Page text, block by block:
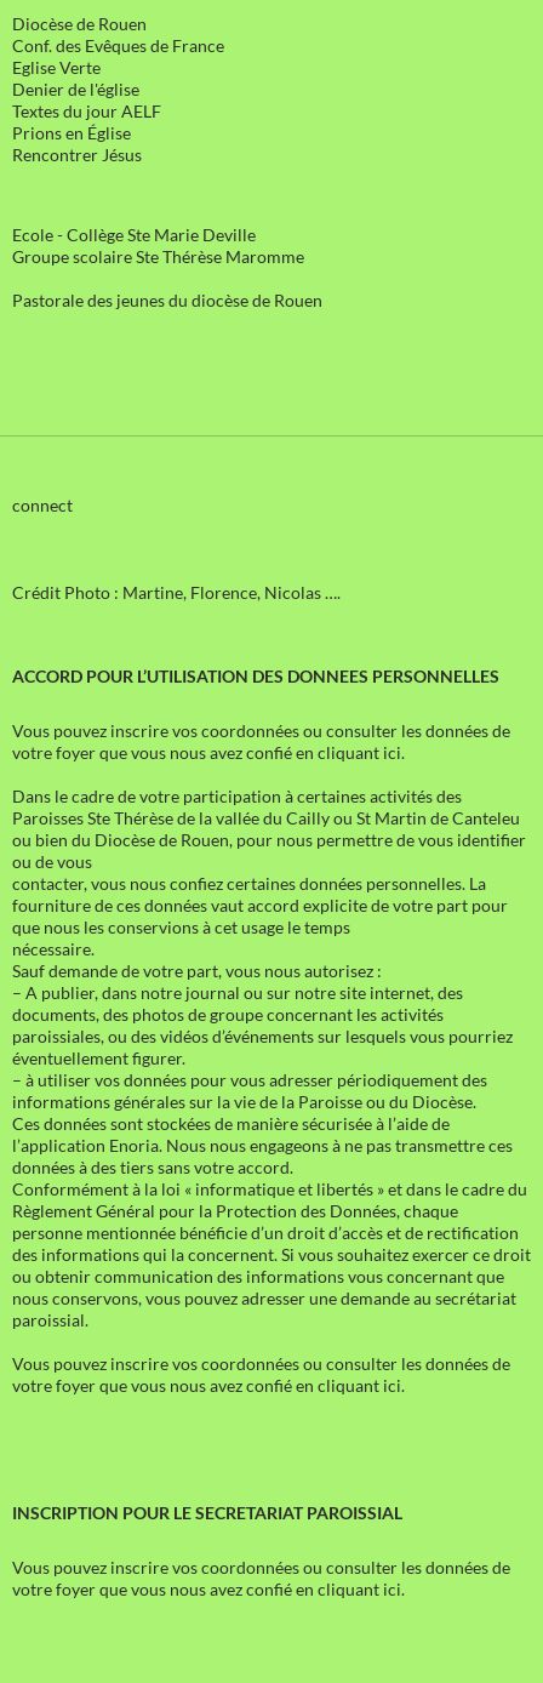
Diocèse de Rouen
Conf. des Evêques de France
Eglise Verte
Denier de l'église
Textes du jour AELF
Prions en Église
Rencontrer Jésus
Ecole - Collège Ste Marie Deville
Groupe scolaire Ste Thérèse Maromme
Pastorale des jeunes du diocèse de Rouen
connect
Crédit Photo : Martine, Florence, Nicolas ….
ACCORD POUR L’UTILISATION DES DONNEES PERSONNELLES
Vous pouvez inscrire vos coordonnées ou consulter les données de
votre foyer que vous nous avez confié en cliquant ici.
Dans le cadre de votre participation à certaines activités des
Paroisses Ste Thérèse de la vallée du Cailly ou St Martin de Canteleu
ou bien du Diocèse de Rouen, pour nous permettre de vous identifier
ou de vous
contacter, vous nous confiez certaines données personnelles. La
fourniture de ces données vaut accord explicite de votre part pour
que nous les conservions à cet usage le temps
nécessaire.
Sauf demande de votre part, vous nous autorisez :
– A publier, dans notre journal ou sur notre site internet, des
documents, des photos de groupe concernant les activités
paroissiales, ou des vidéos d’événements sur lesquels vous pourriez
éventuellement figurer.
– à utiliser vos données pour vous adresser périodiquement des
informations générales sur la vie de la Paroisse ou du Diocèse.
Ces données sont stockées de manière sécurisée à l’aide de
l’application Enoria. Nous nous engageons à ne pas transmettre ces
données à des tiers sans votre accord.
Conformément à la loi « informatique et libertés » et dans le cadre du
Règlement Général pour la Protection des Données, chaque
personne mentionnée bénéficie d’un droit d’accès et de rectification
des informations qui la concernent. Si vous souhaitez exercer ce droit
ou obtenir communication des informations vous concernant que
nous conservons, vous pouvez adresser une demande au secrétariat
paroissial.
Vous pouvez inscrire vos coordonnées ou consulter les données de
votre foyer que vous nous avez confié en cliquant ici.
INSCRIPTION POUR LE SECRETARIAT PAROISSIAL
Vous pouvez inscrire vos coordonnées ou consulter les données de
votre foyer que vous nous avez confié en cliquant ici.